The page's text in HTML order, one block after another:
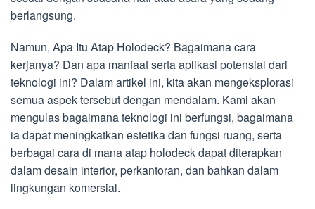
berlangsung.
Namun, Apa Itu Atap Holodeck? Bagaimana cara
kerjanya? Dan apa manfaat serta aplikasi potensial dari
teknologi ini? Dalam artikel ini, kita akan mengeksplorasi
semua aspek tersebut dengan mendalam. Kami akan
mengulas bagaimana teknologi ini berfungsi, bagaimana
ia dapat meningkatkan estetika dan fungsi ruang, serta
berbagai cara di mana atap holodeck dapat diterapkan
dalam desain interior, perkantoran, dan bahkan dalam
lingkungan komersial.